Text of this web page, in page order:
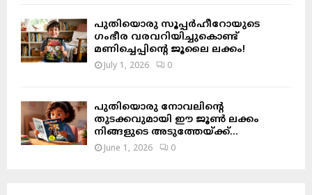
പുതിയൊരു സൂപ്പർഹീറോയുടെ
ഗംഭീര വരവറിയിച്ചുകൊണ്ട്
മണിച്ചെപ്പിന്റെ ജൂലൈ ലക്കം!
July 1, 2026 0
പുതിയൊരു നോവലിന്റെ
തുടക്കവുമായി ഈ ജൂൺ ലക്കം
നിങ്ങളുടെ അടുത്തേയ്ക്ക്…
June 1, 2026 0